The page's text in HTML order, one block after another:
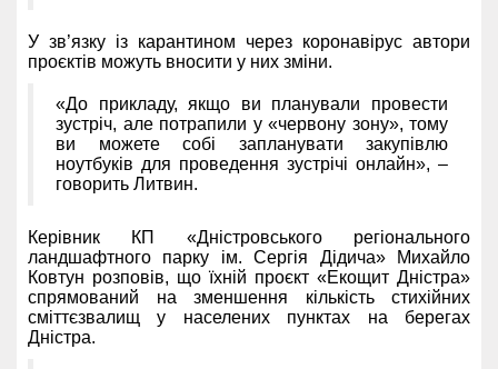
У зв’язку із карантином через коронавірус автори
проєктів можуть вносити у них зміни.
«До прикладу, якщо ви планували провести
зустріч, але потрапили у «червону зону», тому
ви можете собі запланувати закупівлю
ноутбуків для проведення зустрічі онлайн», –
говорить Литвин.
Керівник КП «Дністровського регіонального
ландшафтного парку ім. Сергія Дідича» Михайло
Ковтун розповів, що їхній проєкт «Екощит Дністра»
спрямований на зменшення кількість стихійних
сміттєзвалищ у населених пунктах на берегах
Дністра.